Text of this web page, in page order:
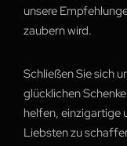
unsere
zaubern wird.
Schließen Sie sich
glücklichen
helfen, einzigartige
Liebsten zu